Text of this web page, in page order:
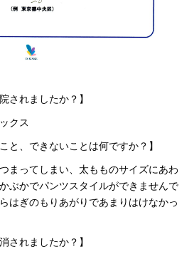
されましたか？】
クス
と、できないことは何ですか？】
まってしまい、太もものサイズにあわ
ぶかでパンツスタイルができませんで
はぎのもりあがりであまりはけなかっ
されましたか？】